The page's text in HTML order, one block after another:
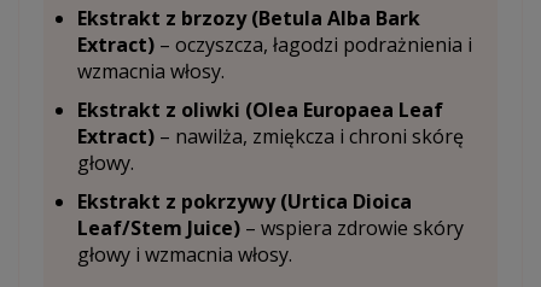
Ekstrakt z brzozy (Betula Alba Bark
Extract) – oczyszcza, łagodzi podrażnienia i
wzmacnia włosy.
Ekstrakt z oliwki (Olea Europaea Leaf
Extract) – nawilża, zmiękcza i chroni skórę
głowy.
Ekstrakt z pokrzywy (Urtica Dioica
Leaf/Stem Juice) – wspiera zdrowie skóry
głowy i wzmacnia włosy.